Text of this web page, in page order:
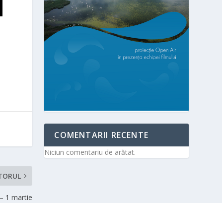
1 martie
COMENTARII RECENTE
Niciun comentariu de arătat.